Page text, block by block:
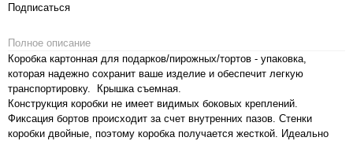
Подписаться
Полное описание
Коробка картонная для подарков/пирожных/тортов - упаковка,
которая надежно сохранит ваше изделие и обеспечит легкую
транспортировку. Крышка съемная.
Конструкция коробки не имеет видимых боковых креплений.
Фиксация бортов происходит за счет внутренних пазов. Стенки
коробки двойные, поэтому коробка получается жесткой. Идеально